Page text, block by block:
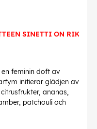
SINETTI ON RIKKI
feminin doft av
initierar glädjen av
ananas,
patchouli och